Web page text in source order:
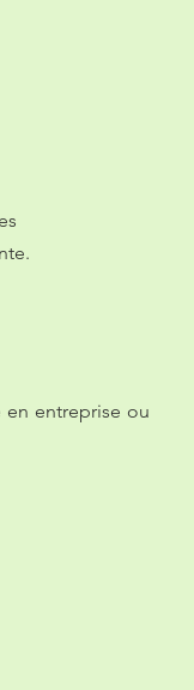
en entreprise ou